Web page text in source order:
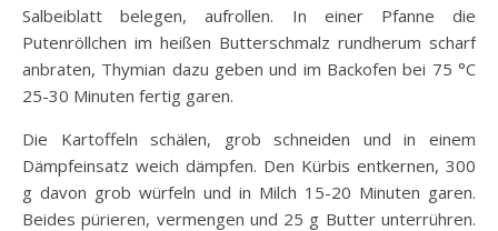
Salbeiblatt belegen, aufrollen. In einer Pfanne die
Putenröllchen im heißen Butterschmalz rundherum scharf
anbraten, Thymian dazu geben und im Backofen bei 75 °C
25-30 Minuten fertig garen.
Die Kartoffeln schälen, grob schneiden und in einem
Dämpfeinsatz weich dämpfen. Den Kürbis entkernen, 300
g davon grob würfeln und in Milch 15-20 Minuten garen.
Beides pürieren, vermengen und 25 g Butter unterrühren.